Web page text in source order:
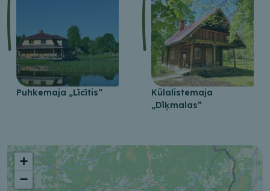
Puhkemaja „Līcītis”
Külalistemaja
„Dīķmalas”
+
−